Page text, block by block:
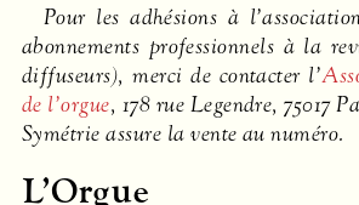
Pour les adhésions à
abonnements professionnels à la
diffuseurs), merci de contacter l’
de l’orgue, 178 rue Legendre, 75017
Symétrie assure la vente au numéro.
L’Orgue